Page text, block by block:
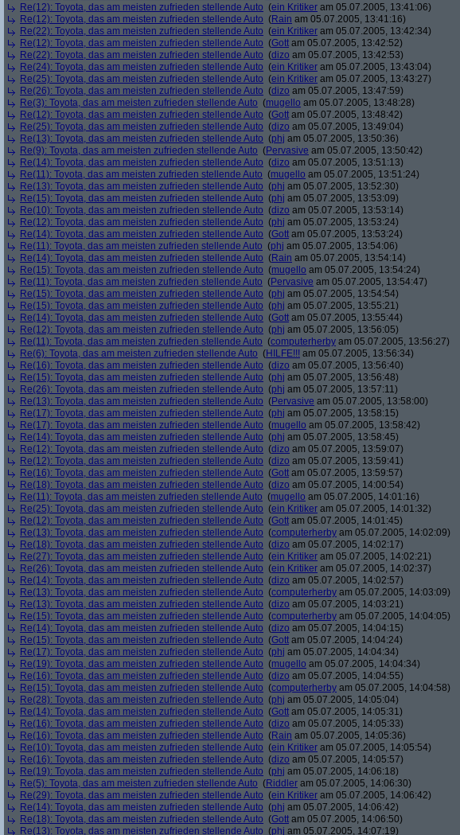
Re(12): Toyota, das am meisten zufrieden stellende Auto (ein Kritiker am 05.07.2005, 13:41:06)
Re(12): Toyota, das am meisten zufrieden stellende Auto (Rain am 05.07.2005, 13:41:16)
Re(22): Toyota, das am meisten zufrieden stellende Auto (ein Kritiker am 05.07.2005, 13:42:34)
Re(12): Toyota, das am meisten zufrieden stellende Auto (Gott am 05.07.2005, 13:42:52)
Re(22): Toyota, das am meisten zufrieden stellende Auto (dizo am 05.07.2005, 13:42:53)
Re(24): Toyota, das am meisten zufrieden stellende Auto (ein Kritiker am 05.07.2005, 13:43:04)
Re(25): Toyota, das am meisten zufrieden stellende Auto (ein Kritiker am 05.07.2005, 13:43:27)
Re(26): Toyota, das am meisten zufrieden stellende Auto (dizo am 05.07.2005, 13:47:59)
Re(3): Toyota, das am meisten zufrieden stellende Auto (mugello am 05.07.2005, 13:48:28)
Re(12): Toyota, das am meisten zufrieden stellende Auto (Gott am 05.07.2005, 13:48:42)
Re(25): Toyota, das am meisten zufrieden stellende Auto (dizo am 05.07.2005, 13:49:04)
Re(13): Toyota, das am meisten zufrieden stellende Auto (phj am 05.07.2005, 13:50:36)
Re(9): Toyota, das am meisten zufrieden stellende Auto (Pervasive am 05.07.2005, 13:50:42)
Re(14): Toyota, das am meisten zufrieden stellende Auto (dizo am 05.07.2005, 13:51:13)
Re(11): Toyota, das am meisten zufrieden stellende Auto (mugello am 05.07.2005, 13:51:24)
Re(13): Toyota, das am meisten zufrieden stellende Auto (phj am 05.07.2005, 13:52:30)
Re(15): Toyota, das am meisten zufrieden stellende Auto (phj am 05.07.2005, 13:53:09)
Re(10): Toyota, das am meisten zufrieden stellende Auto (dizo am 05.07.2005, 13:53:14)
Re(12): Toyota, das am meisten zufrieden stellende Auto (phj am 05.07.2005, 13:53:24)
Re(14): Toyota, das am meisten zufrieden stellende Auto (Gott am 05.07.2005, 13:53:24)
Re(11): Toyota, das am meisten zufrieden stellende Auto (phj am 05.07.2005, 13:54:06)
Re(14): Toyota, das am meisten zufrieden stellende Auto (Rain am 05.07.2005, 13:54:14)
Re(15): Toyota, das am meisten zufrieden stellende Auto (mugello am 05.07.2005, 13:54:24)
Re(11): Toyota, das am meisten zufrieden stellende Auto (Pervasive am 05.07.2005, 13:54:47)
Re(15): Toyota, das am meisten zufrieden stellende Auto (phj am 05.07.2005, 13:54:54)
Re(15): Toyota, das am meisten zufrieden stellende Auto (phj am 05.07.2005, 13:55:21)
Re(14): Toyota, das am meisten zufrieden stellende Auto (Gott am 05.07.2005, 13:55:44)
Re(12): Toyota, das am meisten zufrieden stellende Auto (phj am 05.07.2005, 13:56:05)
Re(11): Toyota, das am meisten zufrieden stellende Auto (computerherby am 05.07.2005, 13:56:27)
Re(6): Toyota, das am meisten zufrieden stellende Auto (HILFE!!! am 05.07.2005, 13:56:34)
Re(16): Toyota, das am meisten zufrieden stellende Auto (dizo am 05.07.2005, 13:56:40)
Re(15): Toyota, das am meisten zufrieden stellende Auto (phj am 05.07.2005, 13:56:48)
Re(26): Toyota, das am meisten zufrieden stellende Auto (phj am 05.07.2005, 13:57:11)
Re(13): Toyota, das am meisten zufrieden stellende Auto (Pervasive am 05.07.2005, 13:58:00)
Re(17): Toyota, das am meisten zufrieden stellende Auto (phj am 05.07.2005, 13:58:15)
Re(17): Toyota, das am meisten zufrieden stellende Auto (mugello am 05.07.2005, 13:58:42)
Re(14): Toyota, das am meisten zufrieden stellende Auto (phj am 05.07.2005, 13:58:45)
Re(12): Toyota, das am meisten zufrieden stellende Auto (dizo am 05.07.2005, 13:59:07)
Re(12): Toyota, das am meisten zufrieden stellende Auto (dizo am 05.07.2005, 13:59:41)
Re(16): Toyota, das am meisten zufrieden stellende Auto (Gott am 05.07.2005, 13:59:57)
Re(18): Toyota, das am meisten zufrieden stellende Auto (dizo am 05.07.2005, 14:00:54)
Re(11): Toyota, das am meisten zufrieden stellende Auto (mugello am 05.07.2005, 14:01:16)
Re(25): Toyota, das am meisten zufrieden stellende Auto (ein Kritiker am 05.07.2005, 14:01:32)
Re(12): Toyota, das am meisten zufrieden stellende Auto (Gott am 05.07.2005, 14:01:45)
Re(13): Toyota, das am meisten zufrieden stellende Auto (computerherby am 05.07.2005, 14:02:09)
Re(18): Toyota, das am meisten zufrieden stellende Auto (dizo am 05.07.2005, 14:02:17)
Re(27): Toyota, das am meisten zufrieden stellende Auto (ein Kritiker am 05.07.2005, 14:02:21)
Re(26): Toyota, das am meisten zufrieden stellende Auto (ein Kritiker am 05.07.2005, 14:02:37)
Re(14): Toyota, das am meisten zufrieden stellende Auto (dizo am 05.07.2005, 14:02:57)
Re(13): Toyota, das am meisten zufrieden stellende Auto (computerherby am 05.07.2005, 14:03:09)
Re(13): Toyota, das am meisten zufrieden stellende Auto (dizo am 05.07.2005, 14:03:21)
Re(15): Toyota, das am meisten zufrieden stellende Auto (computerherby am 05.07.2005, 14:04:05)
Re(14): Toyota, das am meisten zufrieden stellende Auto (dizo am 05.07.2005, 14:04:15)
Re(15): Toyota, das am meisten zufrieden stellende Auto (Gott am 05.07.2005, 14:04:24)
Re(17): Toyota, das am meisten zufrieden stellende Auto (phj am 05.07.2005, 14:04:34)
Re(19): Toyota, das am meisten zufrieden stellende Auto (mugello am 05.07.2005, 14:04:34)
Re(16): Toyota, das am meisten zufrieden stellende Auto (dizo am 05.07.2005, 14:04:55)
Re(15): Toyota, das am meisten zufrieden stellende Auto (computerherby am 05.07.2005, 14:04:58)
Re(28): Toyota, das am meisten zufrieden stellende Auto (phj am 05.07.2005, 14:05:04)
Re(14): Toyota, das am meisten zufrieden stellende Auto (Gott am 05.07.2005, 14:05:31)
Re(16): Toyota, das am meisten zufrieden stellende Auto (dizo am 05.07.2005, 14:05:33)
Re(16): Toyota, das am meisten zufrieden stellende Auto (Rain am 05.07.2005, 14:05:36)
Re(10): Toyota, das am meisten zufrieden stellende Auto (ein Kritiker am 05.07.2005, 14:05:54)
Re(16): Toyota, das am meisten zufrieden stellende Auto (dizo am 05.07.2005, 14:05:57)
Re(19): Toyota, das am meisten zufrieden stellende Auto (phj am 05.07.2005, 14:06:18)
Re(5): Toyota, das am meisten zufrieden stellende Auto (Riddler am 05.07.2005, 14:06:30)
Re(29): Toyota, das am meisten zufrieden stellende Auto (ein Kritiker am 05.07.2005, 14:06:42)
Re(14): Toyota, das am meisten zufrieden stellende Auto (phj am 05.07.2005, 14:06:42)
Re(18): Toyota, das am meisten zufrieden stellende Auto (Gott am 05.07.2005, 14:06:50)
Re(13): Toyota, das am meisten zufrieden stellende Auto (phj am 05.07.2005, 14:07:19)